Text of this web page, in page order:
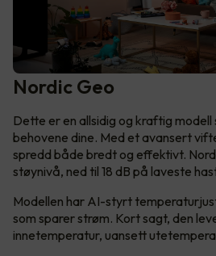
Nordic Geo
Dette er en allsidig og kraftig modell
behovene dine. Med et avansert
spredd både bredt og effektivt.
støynivå, ned til 18 dB på laveste
Modellen har AI-styrt
som sparer strøm. Kort sagt, den
innetemperatur, uansett